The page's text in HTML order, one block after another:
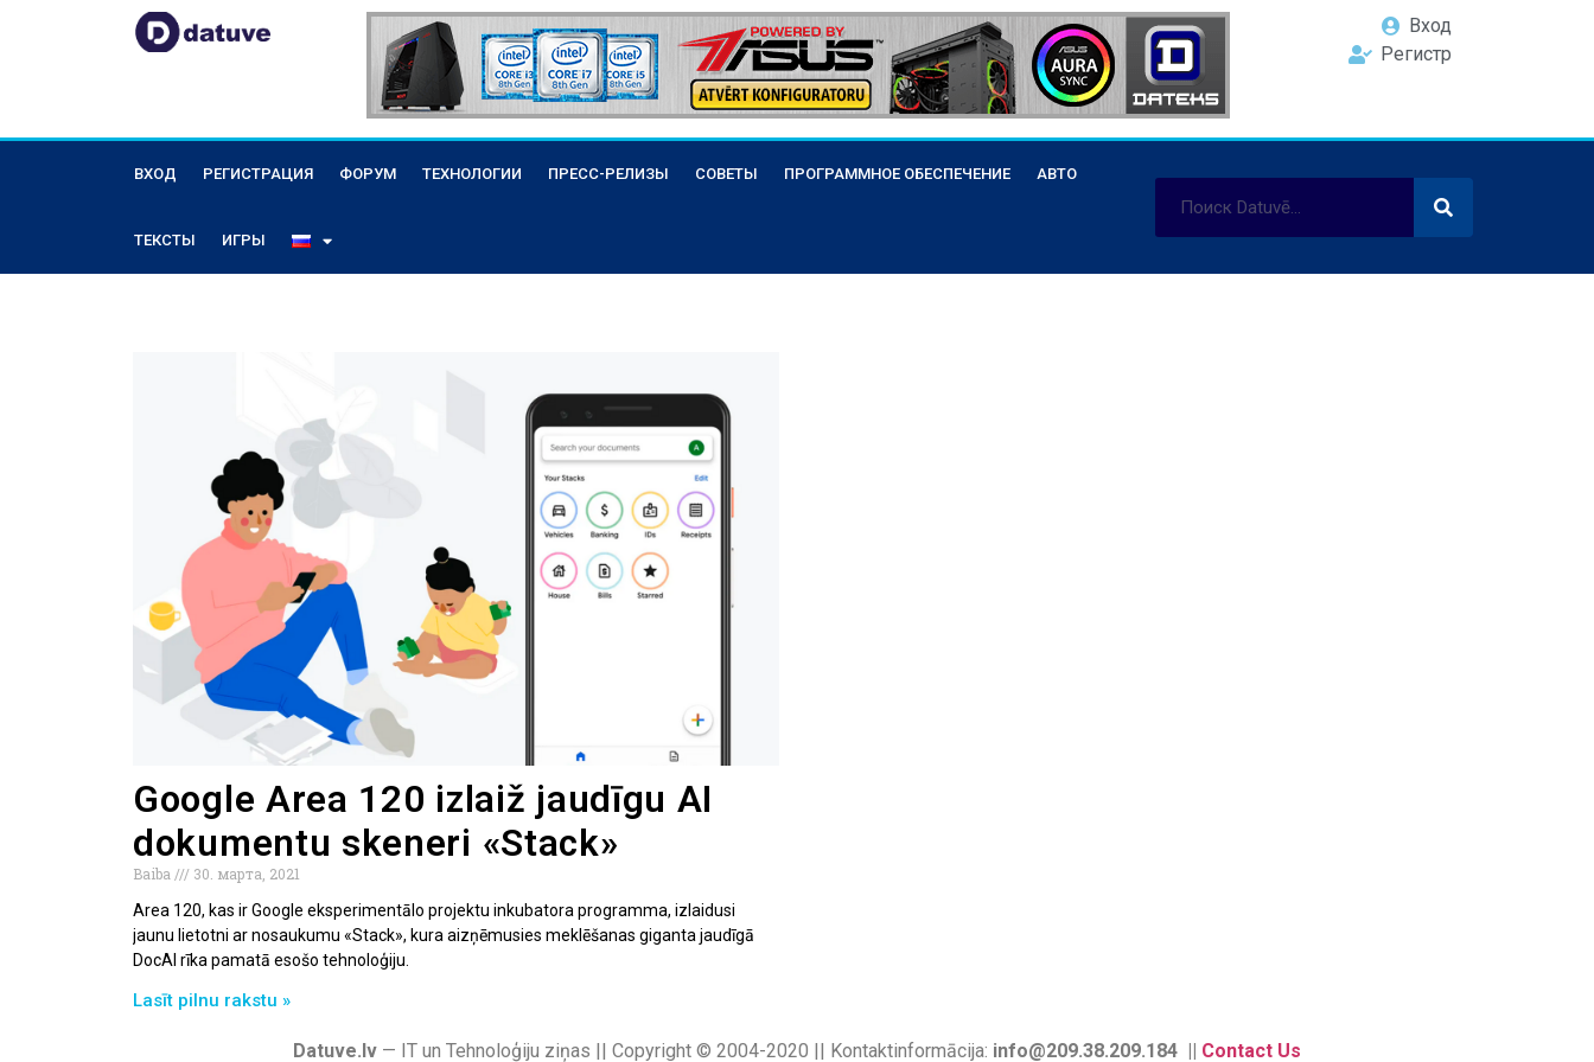
Вход
Регистр
ВХОД РЕГИСТРАЦИЯ ФОРУМ ТЕХНОЛОГИИ ПРЕСС-РЕЛИЗЫ СОВЕТЫ ПРОГРАММНОЕ ОБЕСПЕЧЕНИЕ АВТО
ТЕКСТЫ ИГРЫ
Google Area 120 izlaiž jaudīgu AI
dokumentu skeneri «Stack»
Baiba
30. марта, 2021
Area 120, kas ir Google eksperimentālo projektu inkubatora programma, izlaidusi
jaunu lietotni ar nosaukumu «Stack», kura aizņēmusies meklēšanas giganta jaudīgā
DocAI rīka pamatā esošo tehnoloģiju.
Lasīt pilnu rakstu »
Datuve.lv — IT un Tehnoloģiju ziņas || Copyright © 2004-2020 || Kontaktinformācija: info@209.38.209.184 || Contact Us